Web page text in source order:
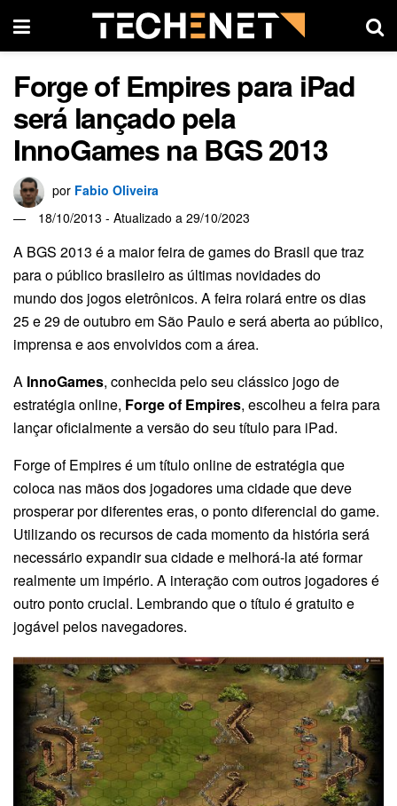
Forge of Empires para iPad
será lançado pela
InnoGames na BGS 2013
por Fabio Oliveira
18/10/2013 - Atualizado a 29/10/2023
A BGS 2013 é a maior feira de games do Brasil que traz
para o público brasileiro as últimas novidades do
mundo dos jogos eletrônicos. A feira rolará entre os dias
25 e 29 de outubro em São Paulo e será aberta ao público,
imprensa e aos envolvidos com a área.
A InnoGames, conhecida pelo seu clássico jogo de
estratégia online, Forge of Empires, escolheu a feira para
lançar oficialmente a versão do seu título para iPad.
Forge of Empires é um título online de estratégia que
coloca nas mãos dos jogadores uma cidade que deve
prosperar por diferentes eras, o ponto diferencial do game.
Utilizando os recursos de cada momento da história será
necessário expandir sua cidade e melhorá-la até formar
realmente um império. A interação com outros jogadores é
outro ponto crucial. Lembrando que o título é gratuito e
jogável pelos navegadores.